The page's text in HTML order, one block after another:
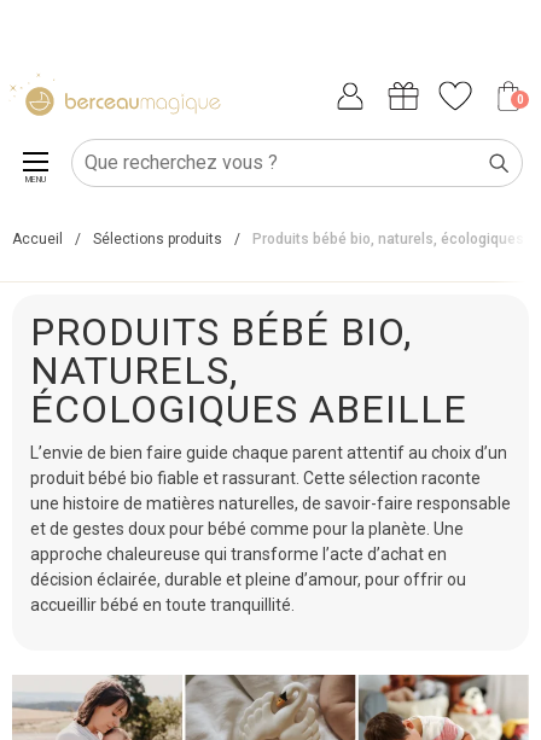
0
MENU
Accueil / Sélections produits / Produits bébé bio, naturels, écologiques
PRODUITS BÉBÉ BIO,
NATURELS,
ÉCOLOGIQUES ABEILLE
L’envie de bien faire guide chaque parent attentif au choix d’un
produit bébé bio fiable et rassurant. Cette sélection raconte
une histoire de matières naturelles, de savoir-faire responsable
et de gestes doux pour bébé comme pour la planète. Une
approche chaleureuse qui transforme l’acte d’achat en
décision éclairée, durable et pleine d’amour, pour offrir ou
accueillir bébé en toute tranquillité.